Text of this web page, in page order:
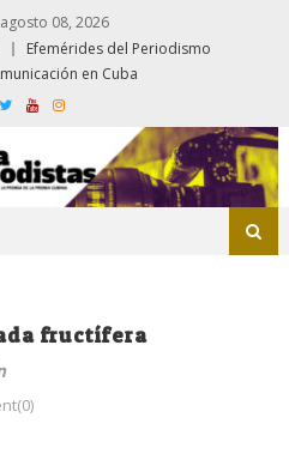
08, 2026
Efemérides del Periodismo
en Cuba
fructífera